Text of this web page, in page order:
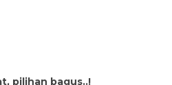
pilihan bagus..!